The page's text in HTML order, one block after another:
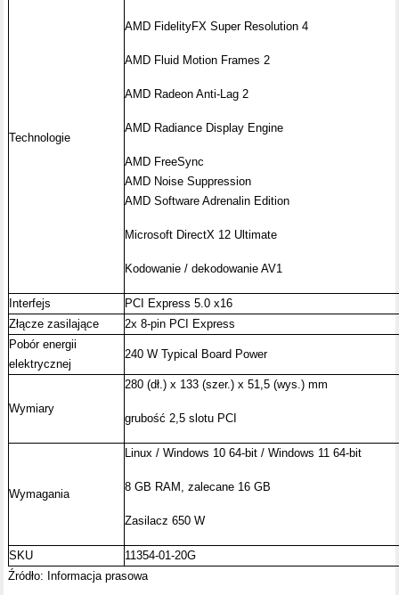
Technologie
AMD FidelityFX Super Resolution 4
AMD Fluid Motion Frames 2
AMD Radeon Anti-Lag 2
AMD Radiance Display Engine
AMD FreeSync
AMD Noise Suppression
AMD Software Adrenalin Edition
Microsoft DirectX 12 Ultimate
Kodowanie / dekodowanie AV1
Interfejs
PCI Express 5.0 x16
Złącze zasilające
2x 8-pin PCI Express
Pobór energii
elektrycznej
240 W Typical Board Power
Wymiary
280 (dł.) x 133 (szer.) x 51,5 (wys.) mm
grubość 2,5 slotu PCI
Wymagania
Linux / Windows 10 64-bit / Windows 11 64-bit
8 GB RAM, zalecane 16 GB
Zasilacz 650 W
SKU
11354-01-20G
Źródło: Informacja prasowa